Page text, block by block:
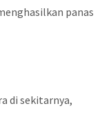
panas
di sekitarnya,